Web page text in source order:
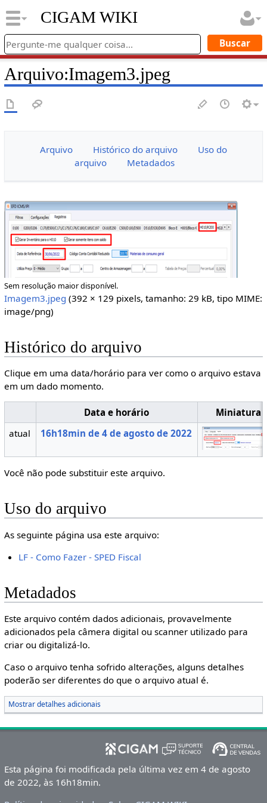
CIGAM WIKI
Arquivo:Imagem3.jpeg
Arquivo Histórico do arquivo
Uso do
arquivo
Metadados
Sem resolução maior disponível.
Imagem3.jpeg (392 × 129 pixels, tamanho: 29 kB, tipo MIME:
image/png)
Histórico do arquivo
Clique em uma data/horário para ver como o arquivo estava
em um dado momento.
Data e horário
Miniatura
atual
16h18min de 4 de agosto de 2022
Você não pode substituir este arquivo.
Uso do arquivo
As seguinte página usa este arquivo:
LF - Como Fazer - SPED Fiscal
Metadados
Este arquivo contém dados adicionais, provavelmente
adicionados pela câmera digital ou scanner utilizado para
criar ou digitalizá-lo.
Caso o arquivo tenha sofrido alterações, alguns detalhes
poderão ser diferentes do que o arquivo atual é.
Mostrar detalhes adicionais
Esta página foi modificada pela última vez em 4 de agosto
de 2022, às 16h18min.